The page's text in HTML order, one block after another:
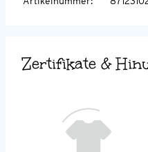
Zertifikate &